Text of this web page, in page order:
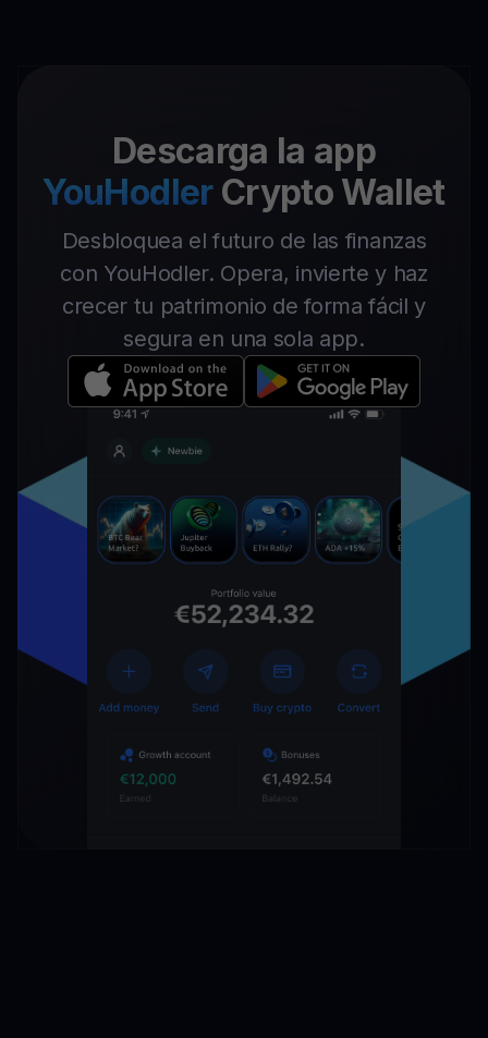
Descarga la app
YouHodler Crypto Wallet
Desbloquea el futuro de las finanzas
con YouHodler. Opera, invierte y haz
crecer tu patrimonio de forma fácil y
segura en una sola app.